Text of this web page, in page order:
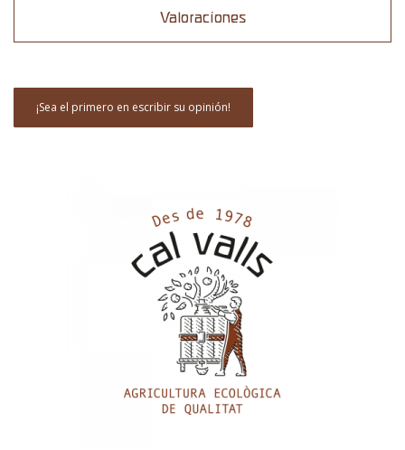
Valoraciones
¡Sea el primero en escribir su opinión!